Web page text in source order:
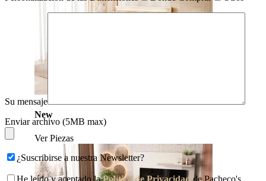
New
Ver Piezas
Su mensaje
Enviar archivo (5MB max)
¿Suscribirse a nuestra Newsletter?
He leído y aceptado laPolítica de Privacidad de Pacheco's.